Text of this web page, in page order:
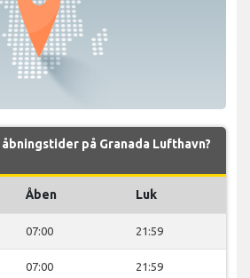
åbningstider på Granada Lufthavn?
Åben Luk
07:00 21:59
07:00 21:59